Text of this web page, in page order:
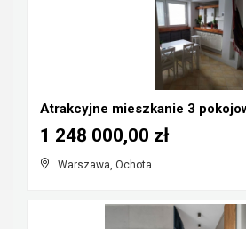
Atrakcyjne mieszkanie 3
Warszawa, Ochota
1 248 000,00 zł